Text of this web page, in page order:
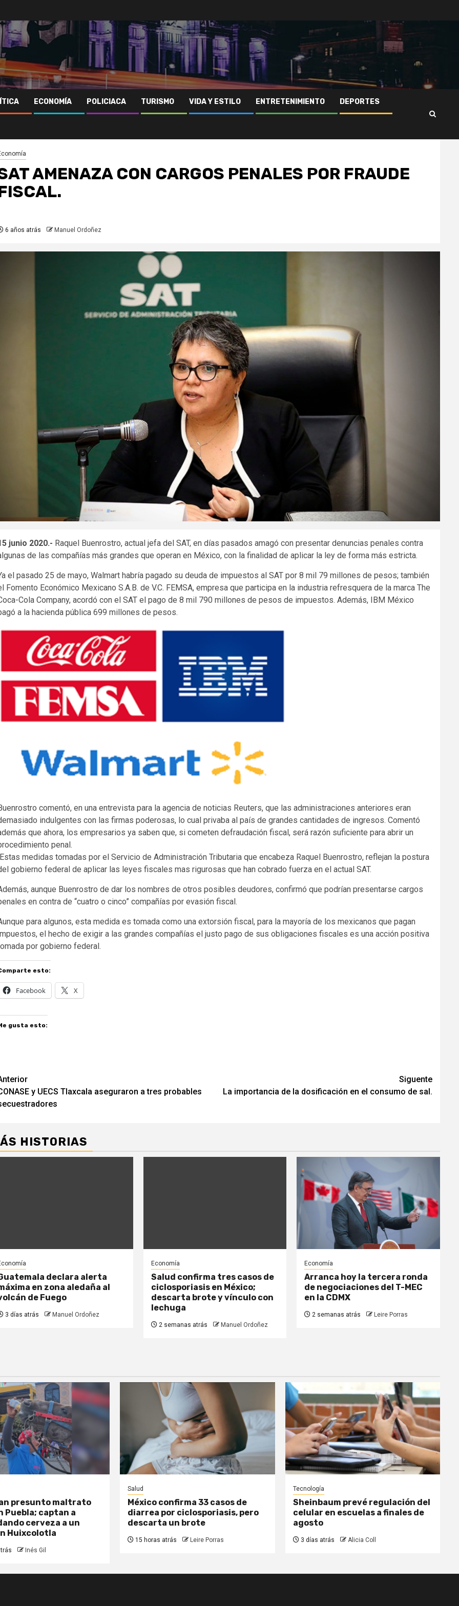
ECONOMÍA POLICIACA TURISMO VIDA Y ESTILO ENTRETENIMIENTO DEPORTES
AMENAZA CON CARGOS PENALES POR FRAUDE
6 años atrás Manuel Ordoñez
junio 2020.- Raquel Buenrostro, actual jefa del SAT, en días pasados amagó con presentar denuncias penales contra
de las compañías más grandes que operan en México, con la finalidad de aplicar la ley de forma más estricta.
el pasado 25 de mayo, Walmart habría pagado su deuda de impuestos al SAT por 8 mil 79 millones de pesos; también
Fomento Económico Mexicano S.A.B. de V.C. FEMSA, empresa que participa en la industria refresquera de la marca The
Cola Company, acordó con el SAT el pago de 8 mil 790 millones de pesos de impuestos. Además, IBM México
a la hacienda pública 699 millones de pesos.
comentó, en una entrevista para la agencia de noticias Reuters, que las administraciones anteriores eran
indulgentes con las firmas poderosas, lo cual privaba al país de grandes cantidades de ingresos. Comentó
que ahora, los empresarios ya saben que, si cometen defraudación fiscal, será razón suficiente para abrir un
penal.
medidas tomadas por el Servicio de Administración Tributaria que encabeza Raquel Buenrostro, reflejan la postura
gobierno federal de aplicar las leyes fiscales mas rigurosas que han cobrado fuerza en el actual SAT.
aunque Buenrostro de dar los nombres de otros posibles deudores, confirmó que podrían presentarse cargos
en contra de “cuatro o cinco” compañías por evasión fiscal.
para algunos, esta medida es tomada como una extorsión fiscal, para la mayoría de los mexicanos que pagan
el hecho de exigir a las grandes compañías el justo pago de sus obligaciones fiscales es una acción positiva
por gobierno federal.
esto:
Facebook X
gusta esto:
y UECS Tlaxcala aseguraron a tres probables
Siguente
La importancia de la dosificación en el consumo de sal.
HISTORIAS
declara alerta
en zona aledaña al
de Fuego
3 días atrás Manuel Ordoñez
Economía
Salud confirma tres casos de
ciclosporiasis en México;
descarta brote y vínculo con
lechuga
2 semanas atrás Manuel Ordoñez
Economía
Arranca hoy la tercera ronda
de negociaciones del T-MEC
en la CDMX
2 semanas atrás Leire Porras
presunto maltrato
Puebla; captan a
cerveza a un
Huixcolotla
Inés Gil
Salud
México confirma 33 casos de
diarrea por ciclosporiasis, pero
descarta un brote
15 horas atrás Leire Porras
Tecnología
Sheinbaum prevé regulación del
celular en escuelas a finales de
agosto
3 días atrás Alicia Coll